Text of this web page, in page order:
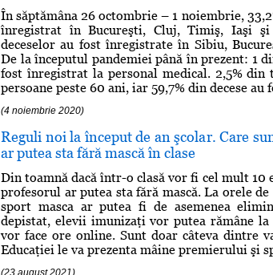
În săptămâna 26 octombrie – 1 noiembrie,
înregistrat în Bucureşti, Cluj, Timiş, Iaşi
deceselor au fost înregistrate în Sibiu,
De la începutul pandemiei până în prezent: 1
fost înregistrat la personal medical. 2,5% din
persoane peste 60 ani, iar 59,7% din decese au
(4 noiembrie 2020)
Reguli noi la început de an şcolar. Care
ar putea sta fără mască în clase
Din toamnă dacă într-o clasă vor fi cel mult
profesorul ar putea sta fără mască. La orele
sport masca ar putea fi de asemenea
depistat, elevii imunizaţi vor putea rămâne
vor face ore online. Sunt doar câteva dintre
Educaţiei le va prezenta mâine premierului şi
(23 august 2021)